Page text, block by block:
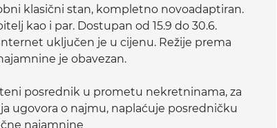
klasični stan, kompletno novoadaptiran.
kao i par. Dostupan od 15.9 do 30.6.
uključen je u cijenu. Režije prema
je obavezan.
posrednik u prometu nekretninama, za
ugovora o najmu, naplaćuje posredničku
najamnine